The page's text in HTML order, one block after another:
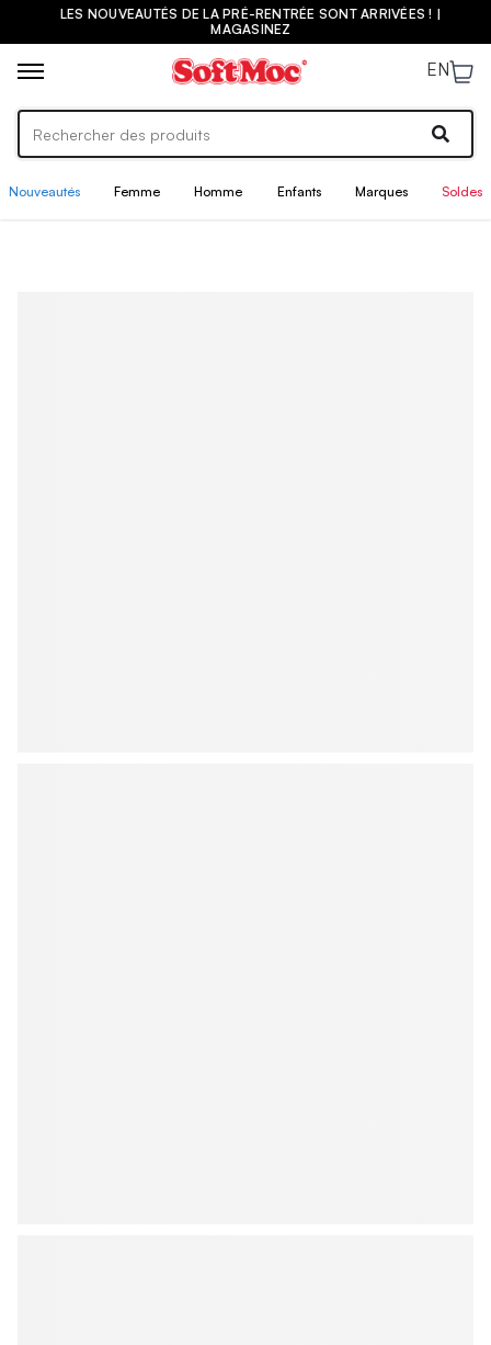
LES NOUVEAUTÉS DE LA PRÉ-RENTRÉE SONT ARRIVÉES ! |
MAGASINEZ
EN
Nouveautés Femme Homme Enfants Marques Soldes